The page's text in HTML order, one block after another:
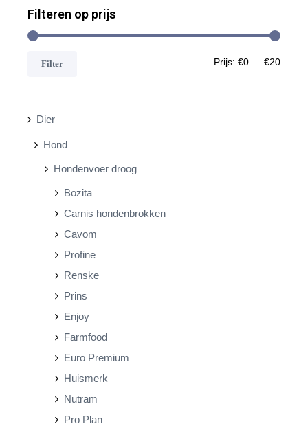
Filteren op prijs
MM
Filter Prijs: €0 — €20
Dier
Hond
Hondenvoer droog
Bozita
Carnis hondenbrokken
Cavom
Profine
Renske
Prins
Enjoy
Farmfood
Euro Premium
Huismerk
Nutram
Pro Plan